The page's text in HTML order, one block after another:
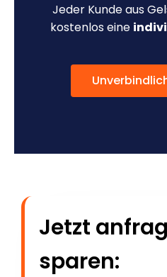
Jeder Kunde aus
kostenlos eine
Jetzt
sparen: